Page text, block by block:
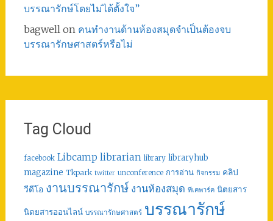
บรรณารักษ์โดยไม่ได้ตั้งใจ”
bagwell on คนทำงานด้านห้องสมุดจำเป็นต้องจบ
บรรณารักษศาสตร์หรือไม่
Tag Cloud
facebook Libcamp librarian library libraryhub
magazine Tkpark twitter unconference การอ่าน กิจกรรม คลิป
วีดีโอ งานบรรณารักษ์ งานห้องสมุด ทีเคพาร์ค นิตยสาร
นิตยสารออนไลน์ บรรณารักษศาสตร์ บรรณารักษ์